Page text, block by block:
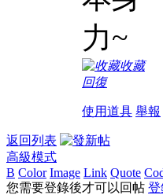
力~
收藏
回復
使用道具 舉報
返回列表
高級模式
B Color Image Link Quote
您需要登錄後才可以回帖 登